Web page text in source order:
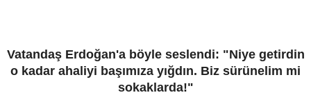
Vatandaş Erdoğan'a böyle seslendi: "Niye getirdin
o kadar ahaliyi başımıza yığdın. Biz sürünelim mi
sokaklarda!"